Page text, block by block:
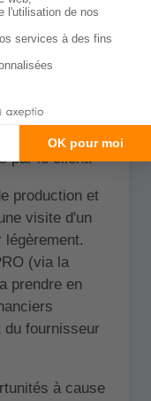
Voici
vous aider:
et un de vos
employé)
en charge
par le client.
production et
visite d'un
(via la
prendre en
du fournisseur
à cause